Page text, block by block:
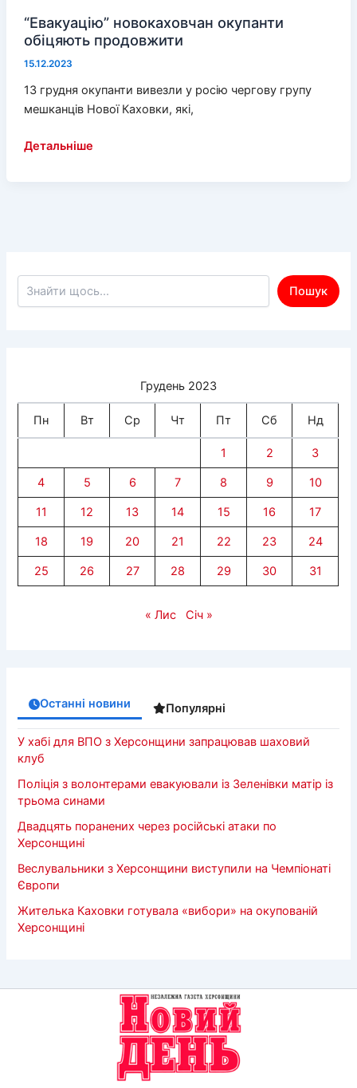
“Евакуацію” новокаховчан окупанти
обіцяють продовжити
15.12.2023
13 грудня окупанти вивезли у росію чергову групу
мешканців Нової Каховки, які,
“Евакуацію”
Детальніше
Пошук по сайту
Пошук
Грудень 2023
Пн Вт Ср Чт Пт Сб Нд
1 2 3
4 5 6 7 8 9 10
11 12 13 14 15 16 17
18 19 20 21 22 23 24
25 26 27 28 29 30 31
« Лис Січ »
Останні новини Популярні
У хабі для ВПО з Херсонщини запрацював шаховий
клуб
Поліція з волонтерами евакуювали із Зеленівки матір із
трьома синами
Двадцять поранених через російські атаки по
Херсонщині
Веслувальники з Херсонщини виступили на Чемпіонаті
Європи
Жителька Каховки готувала «вибори» на окупованій
Херсонщині